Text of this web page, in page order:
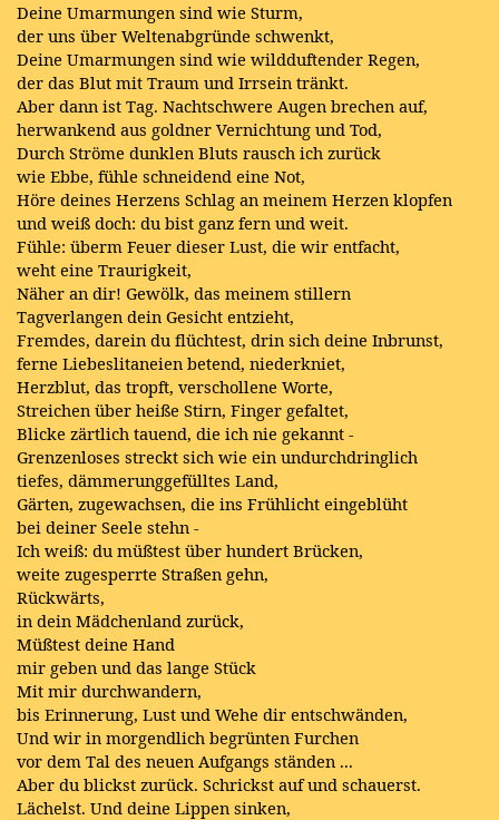
Deine Umarmungen sind wie Sturm,
der uns über Weltenabgründe schwenkt,
Deine Umarmungen sind wie wildduftender Regen,
der das Blut mit Traum und Irrsein tränkt.
Aber dann ist Tag. Nachtschwere Augen brechen auf,
herwankend aus goldner Vernichtung und Tod,
Durch Ströme dunklen Bluts rausch ich zurück
wie Ebbe, fühle schneidend eine Not,
Höre deines Herzens Schlag an meinem Herzen klopfen
und weiß doch: du bist ganz fern und weit.
Fühle: überm Feuer dieser Lust, die wir entfacht,
weht eine Traurigkeit,
Näher an dir! Gewölk, das meinem stillern
Tagverlangen dein Gesicht entzieht,
Fremdes, darein du flüchtest, drin sich deine Inbrunst,
ferne Liebeslitaneien betend, niederkniet,
Herzblut, das tropft, verschollene Worte,
Streichen über heiße Stirn, Finger gefaltet,
Blicke zärtlich tauend, die ich nie gekannt -
Grenzenloses streckt sich wie ein undurchdringlich
tiefes, dämmerunggefülltes Land,
Gärten, zugewachsen, die ins Frühlicht eingeblüht
bei deiner Seele stehn -
Ich weiß: du müßtest über hundert Brücken,
weite zugesperrte Straßen gehn,
Rückwärts,
in dein Mädchenland zurück,
Müßtest deine Hand
mir geben und das lange Stück
Mit mir durchwandern,
bis Erinnerung, Lust und Wehe dir entschwänden,
Und wir in morgendlich begrünten Furchen
vor dem Tal des neuen Aufgangs ständen ...
Aber du blickst zurück. Schrickst auf und schauerst.
Lächelst. Und deine Lippen sinken,